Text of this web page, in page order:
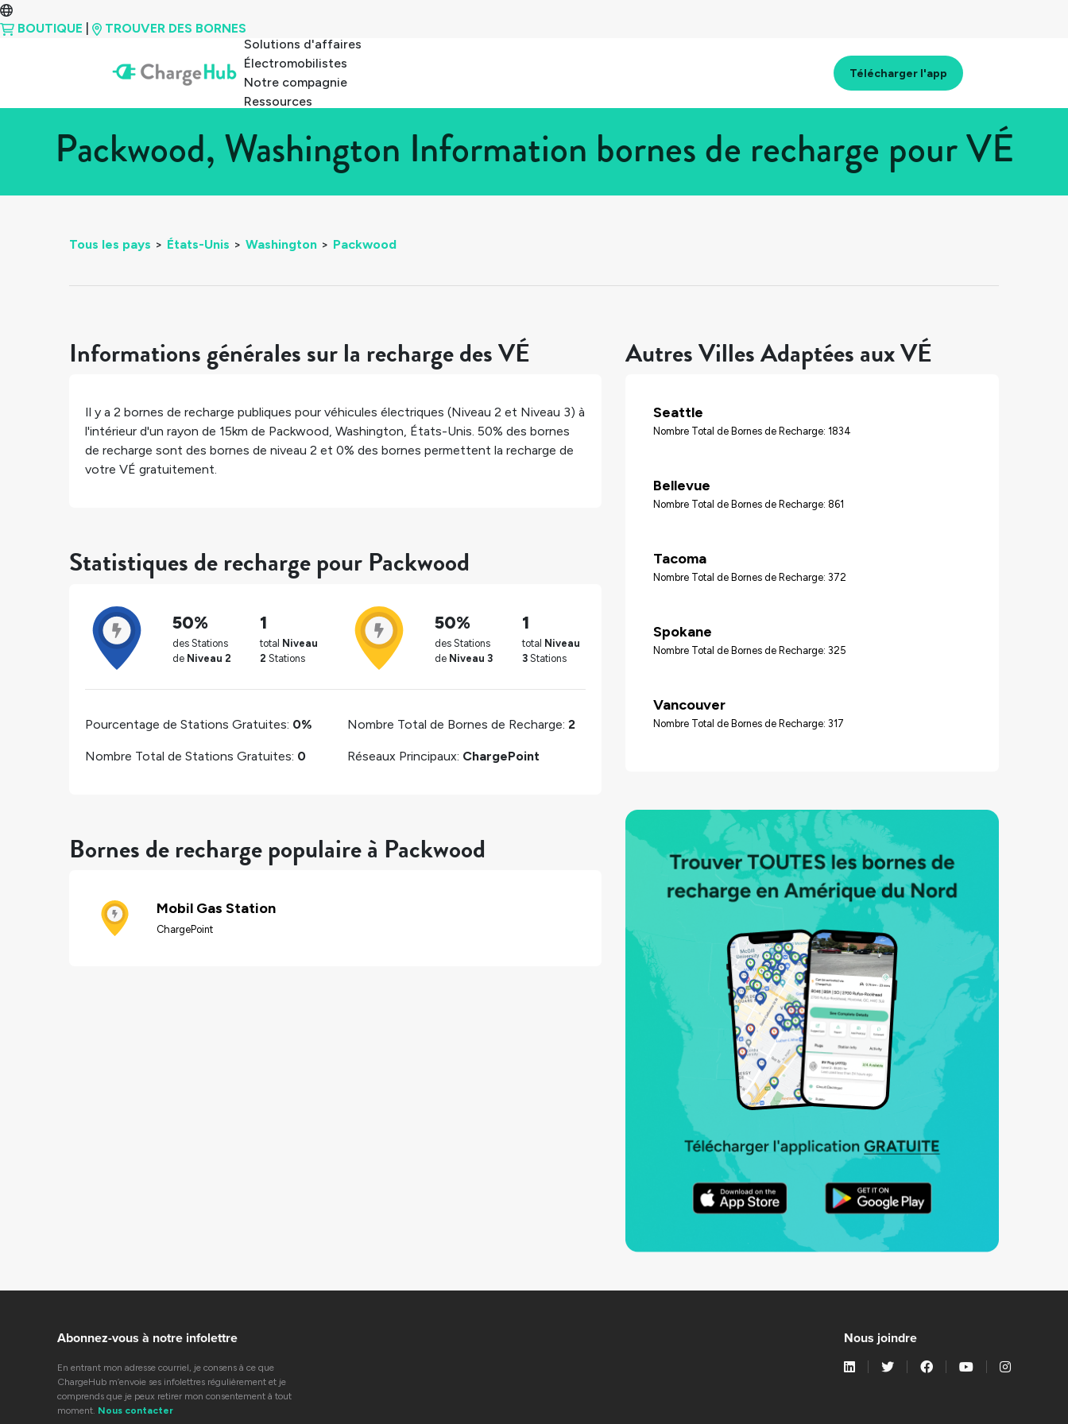
BOUTIQUE
TROUVER DES BORNES
Solutions d'affaires
Électromobilistes
Notre compagnie
Ressources
Télécharger l'app
Packwood, Washington Information bornes de recharge pour VÉ
Tous les pays > États-Unis > Washington > Packwood
Informations générales sur la recharge des VÉ
Il y a 2 bornes de recharge publiques pour véhicules électriques (Niveau 2 et Niveau 3) à
l'intérieur d'un rayon de 15km de Packwood, Washington, États-Unis. 50% des bornes
de recharge sont des bornes de niveau 2 et 0% des bornes permettent la recharge de
votre VÉ gratuitement.
Statistiques de recharge pour Packwood
50%
des Stations
de Niveau 2
1
total Niveau
2 Stations
50%
des Stations
de Niveau 3
1
total Niveau
3 Stations
Pourcentage de Stations Gratuites: 0%
Nombre Total de Stations Gratuites: 0
Nombre Total de Bornes de Recharge: 2
Réseaux Principaux: ChargePoint
Bornes de recharge populaire à Packwood
Mobil Gas Station
ChargePoint
Autres Villes Adaptées aux VÉ
Seattle
Nombre Total de Bornes de Recharge: 1834
Bellevue
Nombre Total de Bornes de Recharge: 861
Tacoma
Nombre Total de Bornes de Recharge: 372
Spokane
Nombre Total de Bornes de Recharge: 325
Vancouver
Nombre Total de Bornes de Recharge: 317
Abonnez-vous à notre infolettre
En entrant mon adresse courriel, je consens à ce que
ChargeHub m’envoie ses infolettres régulièrement et je
comprends que je peux retirer mon consentement à tout
moment. Nous contacter
Nous joindre